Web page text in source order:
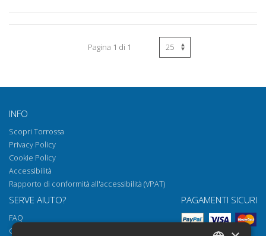
Pagina 1 di 1
INFO
Scopri Torrossa
Privacy Policy
Cookie Policy
Accessibilità
Rapporto di conformità all'accessibilità (VPAT)
SERVE AIUTO?
FAQ
Come aprire i nostri documenti
PAGAMENTI SICURI